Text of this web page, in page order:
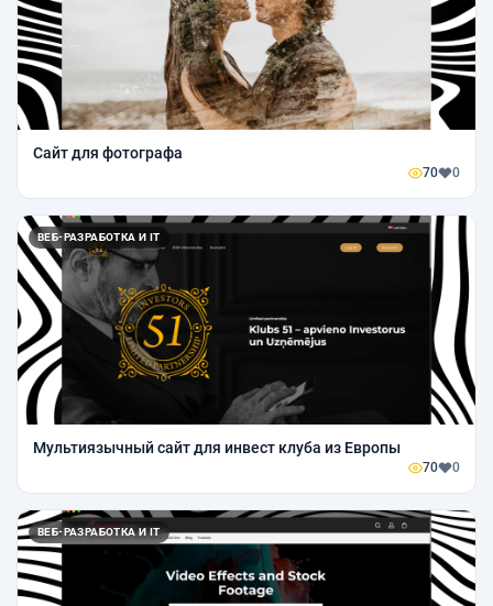
Сайт для фотографа
70 0
ВЕБ-РАЗРАБОТКА И IT
Мультиязычный сайт для инвест клуба из Европы
70 0
ВЕБ-РАЗРАБОТКА И IT